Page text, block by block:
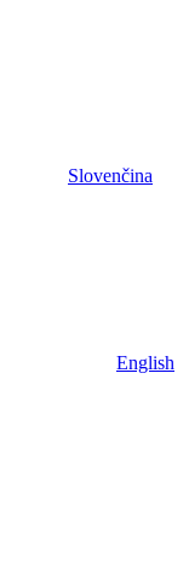
Slovenčina
English